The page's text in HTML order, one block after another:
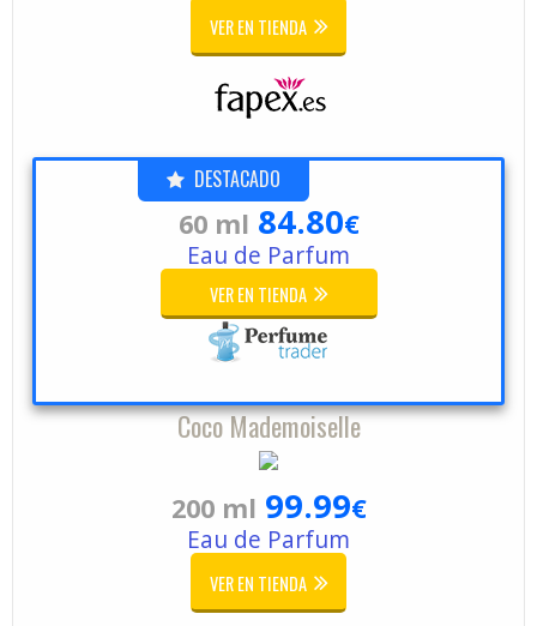
VER EN TIENDA
DESTACADO
60 ml 84.80€
Eau de Parfum
VER EN TIENDA
Coco Mademoiselle
200 ml 99.99€
Eau de Parfum
VER EN TIENDA